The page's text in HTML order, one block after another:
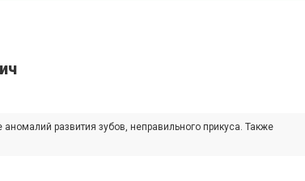
развития зубов, неправильного прикуса. Также